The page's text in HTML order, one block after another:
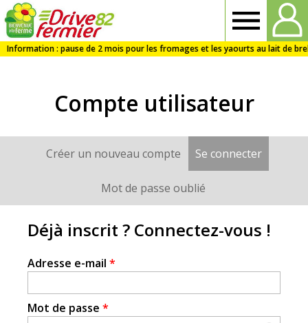
82
Compte utilisateur
OngletsCréer un nouveau compte Se connecter(onglet
Mot de passe oublié
Déjà inscrit ? Connectez-vous !
Adresse e-mail *
Mot de passe *